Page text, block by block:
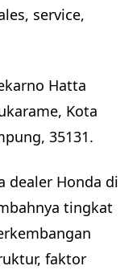
service,
Hatta
Kota
35131.
dealer Honda di
tingkat
faktor